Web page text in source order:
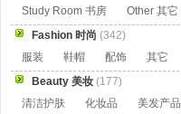
Study Room 书房
Other 其它
Fashion 时尚 (342)
服装
鞋帽 配饰
其它
Beauty 美妆 (177)
清洁护肤
化妆品
美发产品